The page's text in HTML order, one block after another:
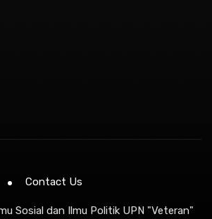
Sosial dan Ilmu Politik UPN "Veteran"
Contact Us